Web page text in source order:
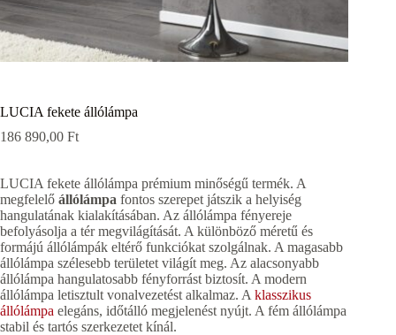
LUCIA fekete állólámpa
186 890,00 Ft
LUCIA fekete állólámpa prémium minőségű termék. A
megfelelő állólámpa fontos szerepet játszik a helyiség
hangulatának kialakításában. Az állólámpa fényereje
befolyásolja a tér megvilágítását. A különböző méretű és
formájú állólámpák eltérő funkciókat szolgálnak. A magasabb
állólámpa szélesebb területet világít meg. Az alacsonyabb
állólámpa hangulatosabb fényforrást biztosít. A modern
állólámpa letisztult vonalvezetést alkalmaz. A klasszikus
állólámpa elegáns, időtálló megjelenést nyújt. A fém állólámpa
stabil és tartós szerkezetet kínál.